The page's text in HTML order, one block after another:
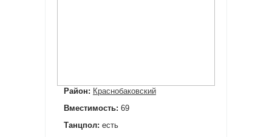
Район: Краснобаковский
Вместимость: 69
Танцпол: есть